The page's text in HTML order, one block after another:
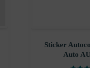
Sticker
Auto